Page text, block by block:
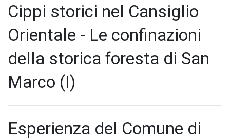
Cippi storici nel Cansiglio
Orientale - Le confinazioni
della storica foresta di San
Marco (I)
Esperienza del Comune di